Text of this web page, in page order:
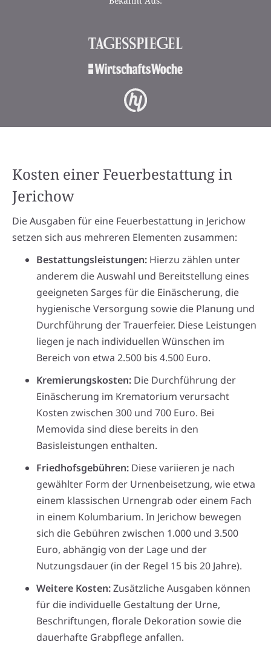
Kosten einer Feuerbestattung in
Jerichow
Die Ausgaben für eine Feuerbestattung in Jerichow
setzen sich aus mehreren Elementen zusammen:
Bestattungsleistungen: Hierzu zählen unter
anderem die Auswahl und Bereitstellung eines
geeigneten Sarges für die Einäscherung, die
hygienische Versorgung sowie die Planung und
Durchführung der Trauerfeier. Diese Leistungen
liegen je nach individuellen Wünschen im
Bereich von etwa 2.500 bis 4.500 Euro.
Kremierungskosten: Die Durchführung der
Einäscherung im Krematorium verursacht
Kosten zwischen 300 und 700 Euro. Bei
Memovida sind diese bereits in den
Basisleistungen enthalten.
Friedhofsgebühren: Diese variieren je nach
gewählter Form der Urnenbeisetzung, wie etwa
einem klassischen Urnengrab oder einem Fach
in einem Kolumbarium. In Jerichow bewegen
sich die Gebühren zwischen 1.000 und 3.500
Euro, abhängig von der Lage und der
Nutzungsdauer (in der Regel 15 bis 20 Jahre).
Weitere Kosten:Zusätzliche Ausgaben können
für die individuelle Gestaltung der Urne,
Beschriftungen, florale Dekoration sowie die
dauerhafte Grabpflege anfallen.